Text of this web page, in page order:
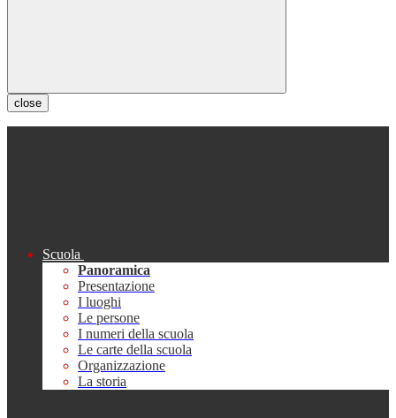
close
Scuola
Panoramica
Presentazione
I luoghi
Le persone
I numeri della scuola
Le carte della scuola
Organizzazione
La storia